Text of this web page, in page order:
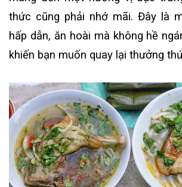
thức cũng phải nhớ mãi. Đây là
hấp dẫn, ăn hoài mà không hề
khiến bạn muốn quay lại thưởng